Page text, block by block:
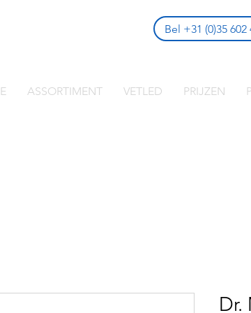
Bel +31 (0)35 602
ASSORTIMENT VETLED PRIJZEN
Dr.